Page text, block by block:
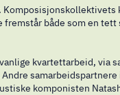
både som en tett
kvartettarbeid, via
komponisten